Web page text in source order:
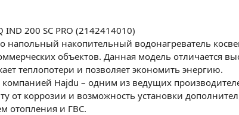
200 SC PRO (2142414010)
напольный накопительный водонагреватель
объектов. Данная модель отличается
теплопотери и позволяет экономить энергию.
компанией Hajdu – одним из ведущих
от коррозии и возможность установки
отопления и ГВС.